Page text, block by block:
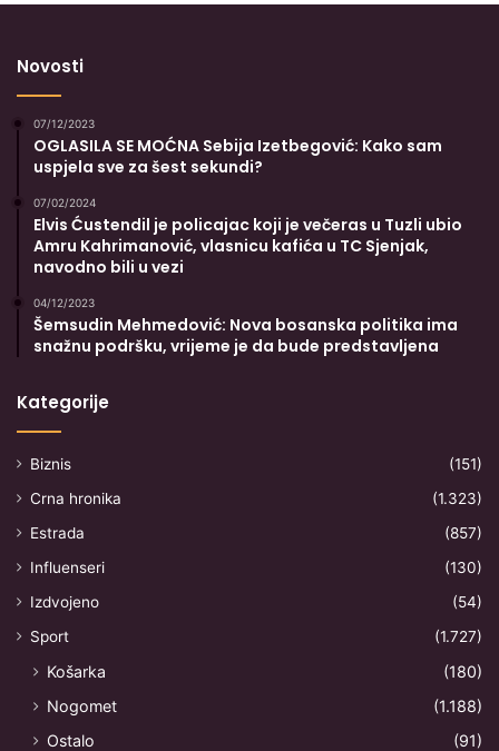
Novosti
07/12/2023
OGLASILA SE MOĆNA Sebija Izetbegović: Kako sam
uspjela sve za šest sekundi?
07/02/2024
Elvis Ćustendil je policajac koji je večeras u Tuzli ubio
Amru Kahrimanović, vlasnicu kafića u TC Sjenjak,
navodno bili u vezi
04/12/2023
Šemsudin Mehmedović: Nova bosanska politika ima
snažnu podršku, vrijeme je da bude predstavljena
Kategorije
Biznis
(151)
Crna hronika
(1.323)
Estrada
(857)
Influenseri
(130)
Izdvojeno
(54)
Sport
(1.727)
Košarka
(180)
Nogomet
(1.188)
Ostalo
(91)